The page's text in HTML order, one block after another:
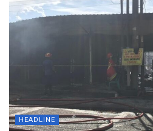
HEADLINE